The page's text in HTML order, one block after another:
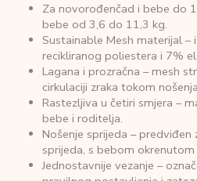
Za novorođenčad i bebe do
bebe od 3,6 do 11,3 kg.
Sustainable Mesh materijal –
recikliranog poliestera i 7%
Lagana i prozračna – mesh
cirkulaciji zraka tokom
Rastezljiva u četiri smjera –
bebe i roditelja.
Nošenje sprijeda – predviđen
sprijeda, s bebom
Jednostavnije vezanje –